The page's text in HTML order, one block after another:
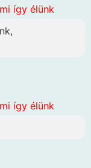
így élünk
így élünk